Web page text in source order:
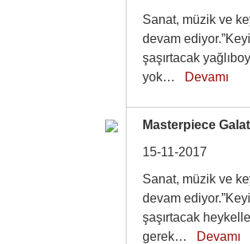
Sanat, müzik ve
devam
şaşırtacak
yok…
Devamı
Masterpiece
15-11-2017
Sanat, müzik ve
devam
şaşırtacak
gerek…
Devamı